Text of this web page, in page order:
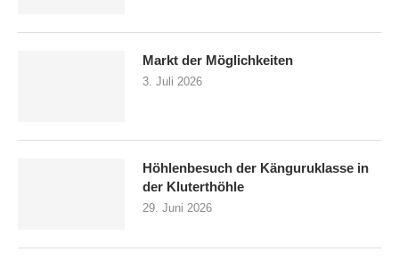
Markt der Möglichkeiten
3. Juli 2026
Höhlenbesuch der Känguruklasse in
der Kluterthöhle
29. Juni 2026